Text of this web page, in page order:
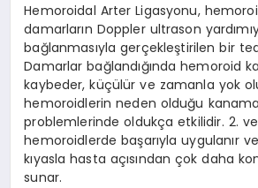
Hemoroidal Arter Ligasyonu,
damarların Doppler ultrason
bağlanmasıyla gerçekleştirilen bir
Damarlar bağlandığında hemoroid
kaybeder, küçülür ve zamanla yok
hemoroidlerin neden olduğu
problemlerinde oldukça etkilidir. 2.
hemoroidlerde başarıyla uygulanır
kıyasla hasta açısından çok daha
sunar.